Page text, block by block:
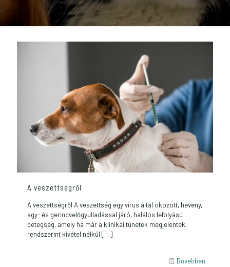
A veszettségről
A veszettségről A veszettség egy vírus által okozott, heveny,
agy- és gerincvelőgyulladással járó, halálos lefolyású
betegség, amely ha már a klinikai tünetek megjelentek,
rendszerint kivétel nélkül […]
Bővebben